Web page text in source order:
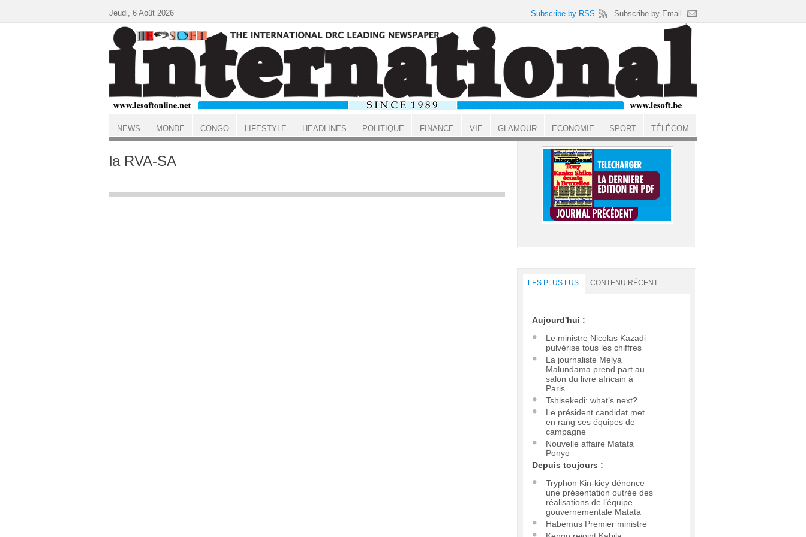
ACCUEIL
la RVA-SA
LES PLUS LUS CONTENU RÉCENT
Aujourd'hui :
Le ministre Nicolas Kazadi
pulvérise tous les chiffres
La journaliste Melya
Malundama prend part au
salon du livre africain à
Paris
Tshisekedi: what’s next?
Le président candidat met
en rang ses équipes de
campagne
Nouvelle affaire Matata
Ponyo
Depuis toujours :
Tryphon Kin-kiey dénonce
une présentation outrée des
réalisations de l’équipe
gouvernementale Matata
Habemus Premier ministre
Jeudi, 6 Août 2026 Subscribe by RSS Subscribe by Email
NEWS MONDE CONGO LIFESTYLE HEADLINES POLITIQUE FINANCE VIE GLAMOUR ECONOMIE SPORT TÉLÉCOM